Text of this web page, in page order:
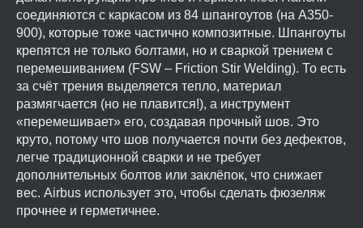
соединяются с каркасом из 84 шпангоутов (на A350-
900), которые тоже частично композитные. Шпангоуты
крепятся не только болтами, но и сваркой трением с
перемешиванием (FSW – Friction Stir Welding). То есть
за счёт трения выделяется тепло, материал
размягчается (но не плавится!), а инструмент
«перемешивает» его, создавая прочный шов. Это
круто, потому что шов получается почти без дефектов,
легче традиционной сварки и не требует
дополнительных болтов или заклёпок, что снижает
вес. Airbus использует это, чтобы сделать фюзеляж
прочнее и герметичнее.